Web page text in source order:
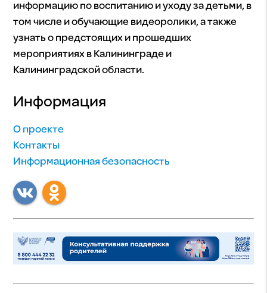
информацию по воспитанию и уходу за детьми, в
том числе и обучающие видеоролики, а также
узнать о предстоящих и прошедших
мероприятиях в Калининграде и
Калининградской области.
Информация
О проекте
Контакты
Информационная безопасность